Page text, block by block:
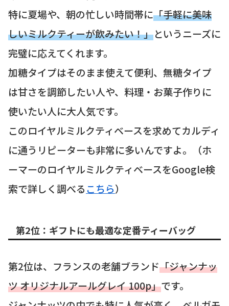
特に夏場や、朝の忙しい時間帯に「手軽に美味
しいミルクティーが飲みたい！」というニーズに
完璧に応えてくれます。
加糖タイプはそのまま使えて便利、無糖タイプ
は甘さを調節したい人や、料理・お菓子作りに
使いたい人に大人気です。
このロイヤルミルクティベースを求めてカルディ
に通うリピーターも非常に多いんですよ。（ホ
ーマーのロイヤルミルクティベースをGoogle検
索で詳しく調べる こちら）
第2位：ギフトにも最適な定番ティーバッグ
第2位は、フランスの老舗ブランド「ジャンナッ
ツ オリジナルアールグレイ 100p」です。